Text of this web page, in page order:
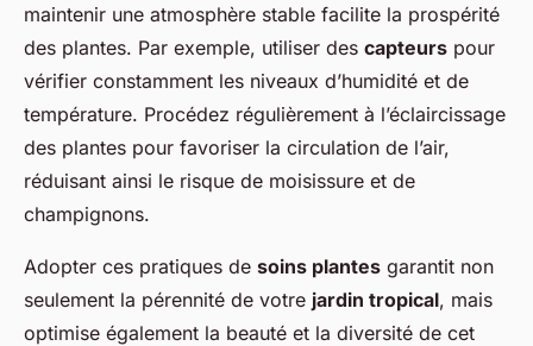
maintenir une atmosphère stable facilite la prospérité
des plantes. Par exemple, utiliser des capteurs pour
vérifier constamment les niveaux d’humidité et de
température. Procédez régulièrement à l’éclaircissage
des plantes pour favoriser la circulation de l’air,
réduisant ainsi le risque de moisissure et de
champignons.
Adopter ces pratiques de soins plantes garantit non
seulement la pérennité de votre jardin tropical, mais
optimise également la beauté et la diversité de cet